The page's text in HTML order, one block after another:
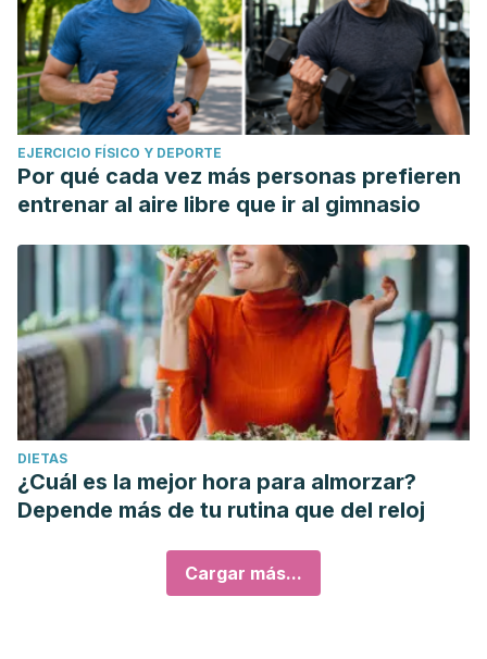
EJERCICIO FÍSICO Y DEPORTE
Por qué cada vez más personas prefieren
entrenar al aire libre que ir al gimnasio
DIETAS
¿Cuál es la mejor hora para almorzar?
Depende más de tu rutina que del reloj
Cargar más...